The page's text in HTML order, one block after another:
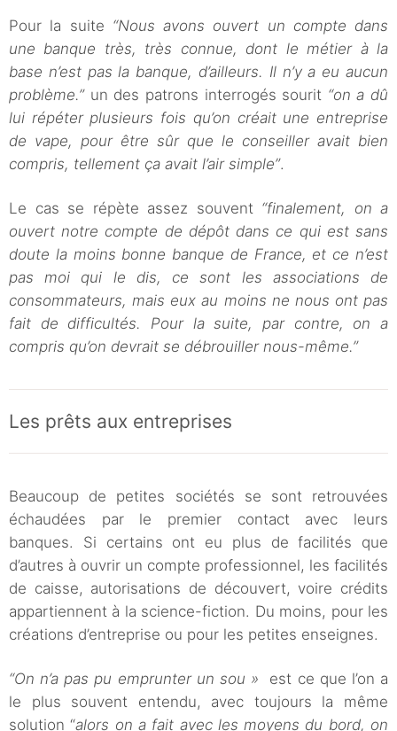
Pour la suite “Nous avons ouvert un compte dans
une banque très, très connue, dont le métier à la
base n’est pas la banque, d’ailleurs. Il n’y a eu aucun
problème.”un des patrons interrogés sourit “on a dû
lui répéter plusieurs fois qu’on créait une entreprise
de vape, pour être sûr que le conseiller avait bien
compris, tellement ça avait l’air simple”.
Le cas se répète assez souvent “finalement, on a
ouvert notre compte de dépôt dans ce qui est sans
doute la moins bonne banque de France, et ce n’est
pas moi qui le dis, ce sont les associations de
consommateurs, mais eux au moins ne nous ont pas
fait de difficultés. Pour la suite, par contre, on a
compris qu’on devrait se débrouiller nous-même.”
Les prêts aux entreprises
Beaucoup de petites sociétés se sont retrouvées
échaudées par le premier contact avec leurs
banques. Si certains ont eu plus de facilités que
d’autres à ouvrir un compte professionnel, les facilités
de caisse, autorisations de découvert, voire crédits
appartiennent à la science-fiction. Du moins, pour les
créations d’entreprise ou pour les petites enseignes.
“On n’a pas pu emprunter un sou »
est ce que l’on a
le plus souvent entendu, avec toujours la même
solution “alors on a fait avec les moyens du bord, on